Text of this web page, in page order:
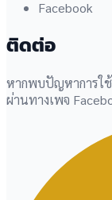
Facebook
ติดต่อ
หากพบปัญหาการใช้
ผ่านทางเพจ